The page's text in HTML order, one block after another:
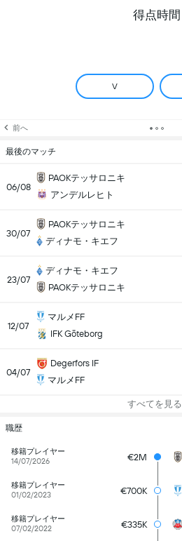
得点時間
V
前へ
最後のマッチ
06/08
PAOKテッサロニキ
アンデルレヒト
30/07
PAOKテッサロニキ
ディナモ・キエフ
23/07
ディナモ・キエフ
PAOKテッサロニキ
12/07
マルメFF
IFK Göteborg
04/07
Degerfors IF
マルメFF
すべてを見る
職歴
移籍プレイヤー
14/07/2026
€2M
移籍プレイヤー
01/02/2023
€700K
移籍プレイヤー
07/02/2022
€335K